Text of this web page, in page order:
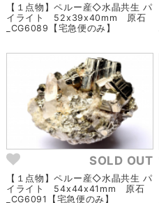
【１点物】ペルー産◇水晶共生 パ
イライト 52x39x40mm 原石
_CG6089【宅急便のみ】
SOLD OUT
【１点物】ペルー産◇水晶共生 パ
イライト 54x44x41mm 原石
_CG6091【宅急便のみ】